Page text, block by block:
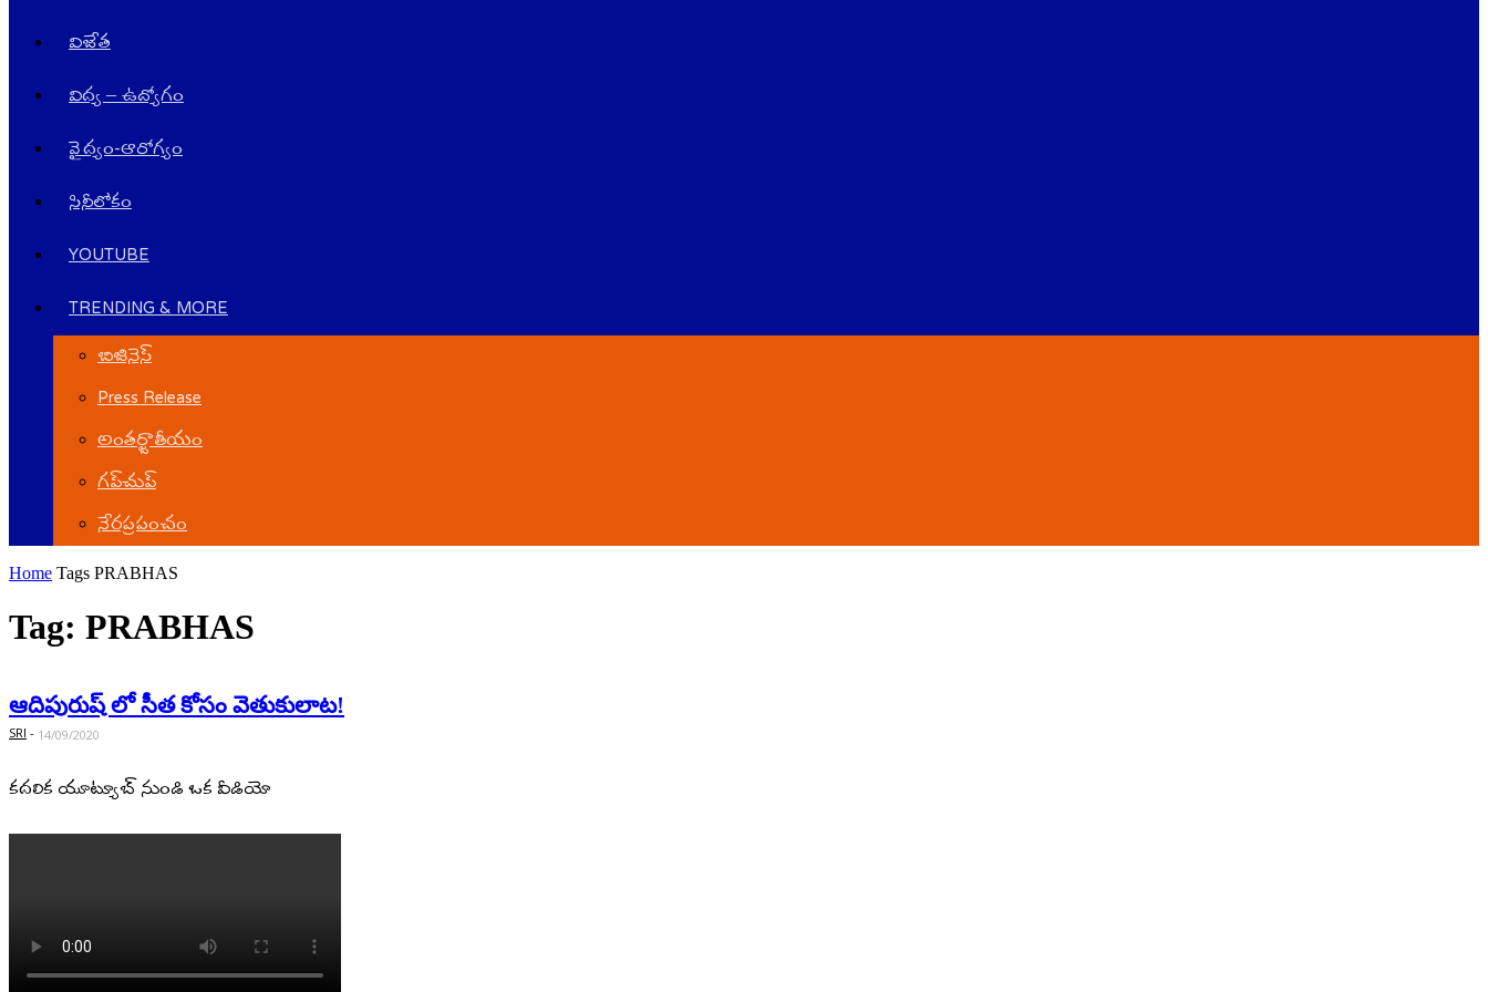
విజేత
విద్య – ఉద్యోగం
వైద్యం-ఆరోగ్యం
సినీలోకం
YOUTUBE
TRENDING & MORE
బిజినెస్
Press Release
అంతర్జాతీయం
గ‌ప్‌చుప్
నేర‌ప్ర‌పంచం
Home Tags PRABHAS
Tag: PRABHAS
ఆదిపురుష్ లో సీత కోసం వెతుకులాట‌!
SRI - 14/09/2020
కదలిక యూట్యూబ్ నుండి ఒక వీడియో